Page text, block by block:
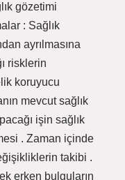
gözetimi
: Sağlık
ayrılmasına
risklerin
koruyucu
mevcut sağlık
işin sağlık
. Zaman içinde
takibi .
erken bulguların